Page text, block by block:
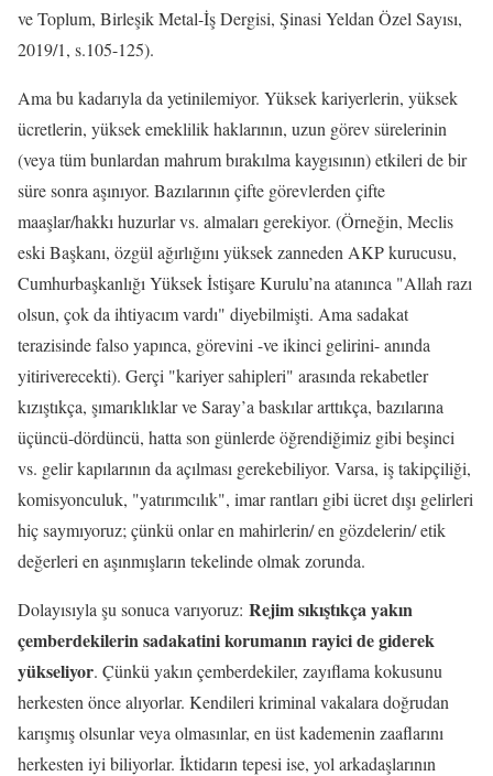
ve Toplum, Birleşik Metal-İş Dergisi, Şinasi Yeldan Özel Sayısı,
2019/1, s.105-125).
Ama bu kadarıyla da yetinilemiyor. Yüksek kariyerlerin, yüksek
ücretlerin, yüksek emeklilik haklarının, uzun görev sürelerinin
(veya tüm bunlardan mahrum bırakılma kaygısının) etkileri de bir
süre sonra aşınıyor. Bazılarının çifte görevlerden çifte
maaşlar/hakkı huzurlar vs. almaları gerekiyor. (Örneğin, Meclis
eski Başkanı, özgül ağırlığını yüksek zanneden AKP kurucusu,
Cumhurbaşkanlığı Yüksek İstişare Kurulu’na atanınca "Allah razı
olsun, çok da ihtiyacım vardı" diyebilmişti. Ama sadakat
terazisinde falso yapınca, görevini -ve ikinci gelirini- anında
yitiriverecekti). Gerçi "kariyer sahipleri" arasında rekabetler
kızıştıkça, şımarıklıklar ve Saray’a baskılar arttıkça, bazılarına
üçüncü-dördüncü, hatta son günlerde öğrendiğimiz gibi beşinci
vs. gelir kapılarının da açılması gerekebiliyor. Varsa, iş takipçiliği,
komisyonculuk, "yatırımcılık", imar rantları gibi ücret dışı gelirleri
hiç saymıyoruz; çünkü onlar en mahirlerin/ en gözdelerin/ etik
değerleri en aşınmışların tekelinde olmak zorunda.
Dolayısıyla şu sonuca varıyoruz: Rejim sıkıştıkça yakın
çemberdekilerin sadakatini korumanın rayici de giderek
yükseliyor. Çünkü yakın çemberdekiler, zayıflama kokusunu
herkesten önce alıyorlar. Kendileri kriminal vakalara doğrudan
karışmış olsunlar veya olmasınlar, en üst kademenin zaaflarını
herkesten iyi biliyorlar. İktidarın tepesi ise, yol arkadaşlarının